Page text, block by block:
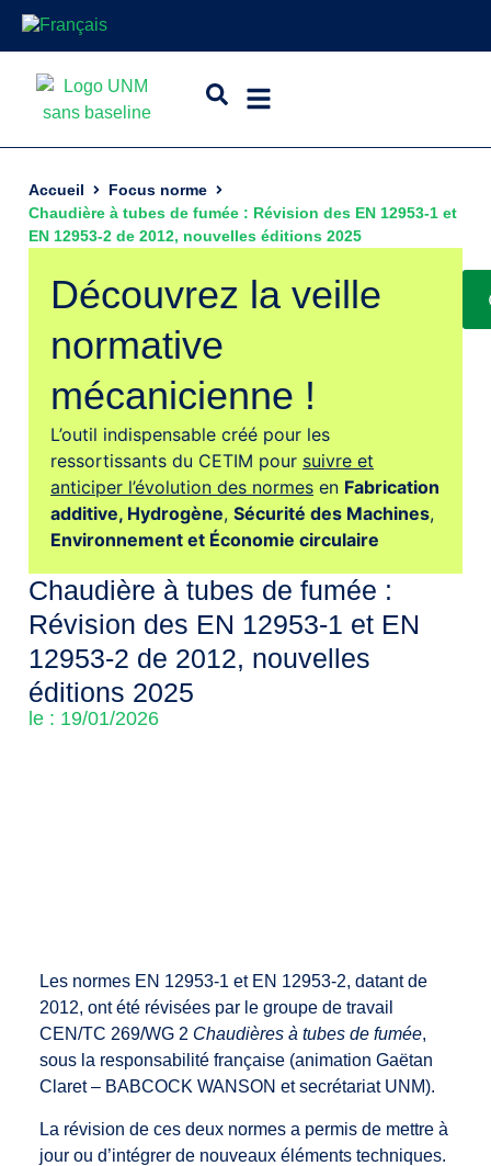
Accueil
Focus norme
Chaudière à tubes de fumée : Révision des EN 12953-1 et
EN 12953-2 de 2012, nouvelles éditions 2025
Découvrez la veille
normative
mécanicienne !
L’outil indispensable créé pour les
ressortissants du CETIM pour suivre et
anticiper l’évolution des normes en Fabrication
additive, Hydrogène, Sécurité des Machines,
Environnement et Économie circulaire
Chaudière à tubes de fumée :
Révision des EN 12953-1 et EN
12953-2 de 2012, nouvelles
éditions 2025
le : 19/01/2026
Les normes EN 12953-1 et EN 12953-2, datant de
2012, ont été révisées par le groupe de travail
CEN/TC 269/WG 2 Chaudières à tubes de fumée,
sous la responsabilité française (animation Gaëtan
Claret – BABCOCK WANSON et secrétariat UNM).
La révision de ces deux normes a permis de mettre à
jour ou d’intégrer de nouveaux éléments techniques.